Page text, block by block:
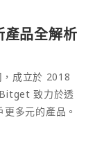
品全解析
成立於 2018
致力於透
多元的產品。